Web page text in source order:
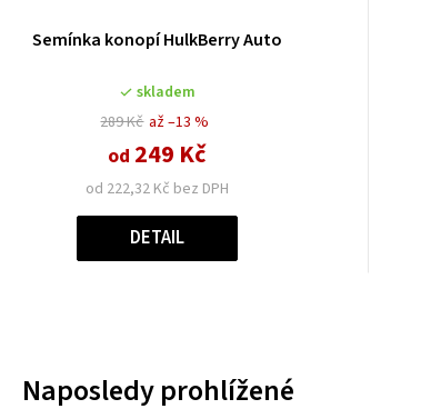
Semínka konopí HulkBerry Auto
skladem
289 Kč
od 222,32 Kč bez DPH
od 249 Kč
až –13 %
DETAIL
Naposledy prohlížené